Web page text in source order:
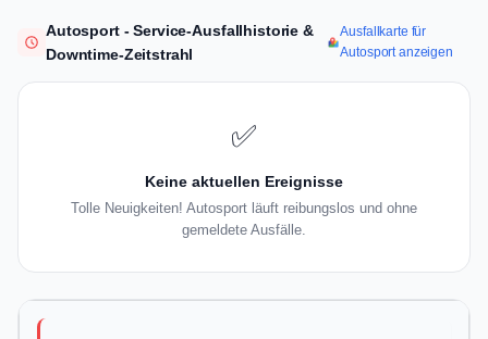
Autosport - Service-Ausfallhistorie &
Downtime-Zeitstrahl
Ausfallkarte für
Autosport anzeigen
✅
Keine aktuellen Ereignisse
Tolle Neuigkeiten! Autosport läuft reibungslos und ohne
gemeldete Ausfälle.